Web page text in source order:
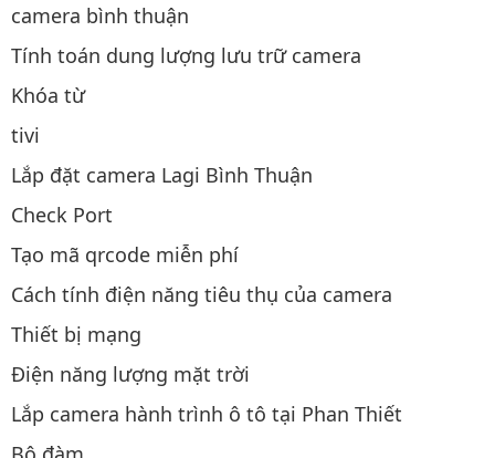
camera bình thuận
Tính toán dung lượng lưu trữ camera
Khóa từ
tivi
Lắp đặt camera Lagi Bình Thuận
Check Port
Tạo mã qrcode miễn phí
Cách tính điện năng tiêu thụ của camera
Thiết bị mạng
Điện năng lượng mặt trời
Lắp camera hành trình ô tô tại Phan Thiết